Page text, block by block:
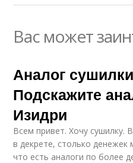
Вас может
Аналог
Подскажите
Изидри
Всем привет. Хочу сушилку.
в декрете, столько
что есть аналоги по более